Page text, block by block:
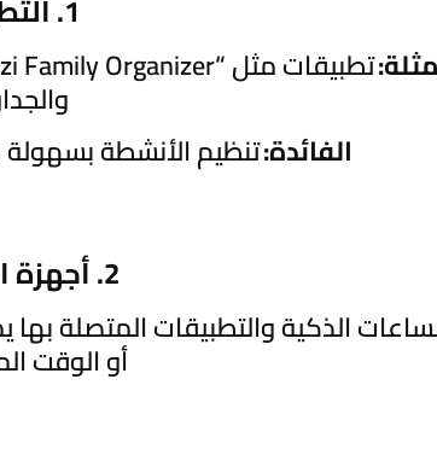
1. التطبيقات الذكية
الفائدة:تنظيم الأنشطة بسهولة
2. أجهزة المساعدة الذكية
الذكية والتطبيقات المتصلة
أو الوقت